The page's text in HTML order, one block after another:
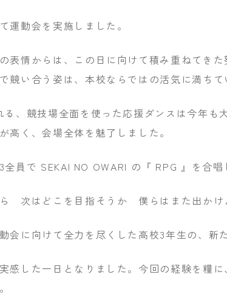
運動会を実施しました。
表情からは、この日に向けて積み重ねてき
競い合う姿は、本校ならではの活気に満ちて
る、競技場全面を使った応援ダンスは今年も
高く、会場全体を魅了しました。
員で SEKAI NO OWARI の『 RPG 』を合唱
ら 次はどこを目指そうか 僕らはまた出か
会に向けて全力を尽くした高校3年生の、新
感した一日となりました。今回の経験を糧